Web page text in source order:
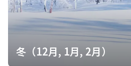
冬（12月, 1月, 2月）